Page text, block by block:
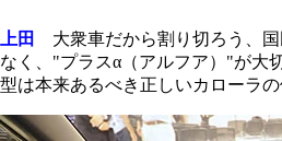
上田
大衆車だから割り切ろう、
なく、"プラスα（アルフア） "が大
型は本来あるべき正しいカローラの